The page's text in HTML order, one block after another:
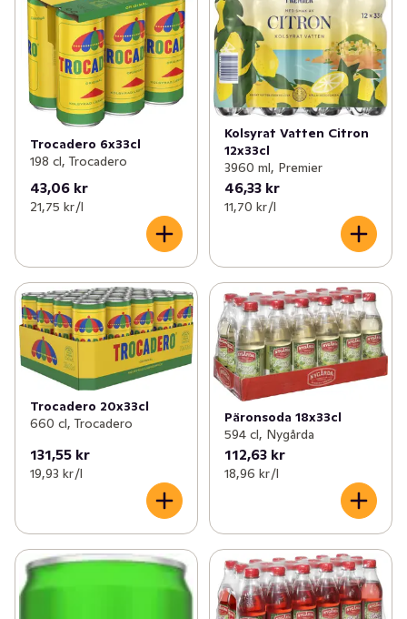
Trocadero 6x33cl
198 cl, Trocadero
43,06 kr
21,75 kr /l
Kolsyrat Vatten Citron
12x33cl
3960 ml, Premier
46,33 kr
11,70 kr /l
Trocadero 20x33cl
660 cl, Trocadero
131,55 kr
19,93 kr /l
Päronsoda 18x33cl
594 cl, Nygårda
112,63 kr
18,96 kr /l